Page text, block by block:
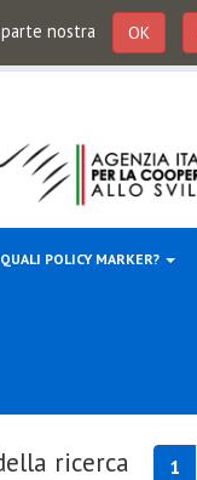
nostra OK
QUALI POLICY MARKER?
1
ricerca